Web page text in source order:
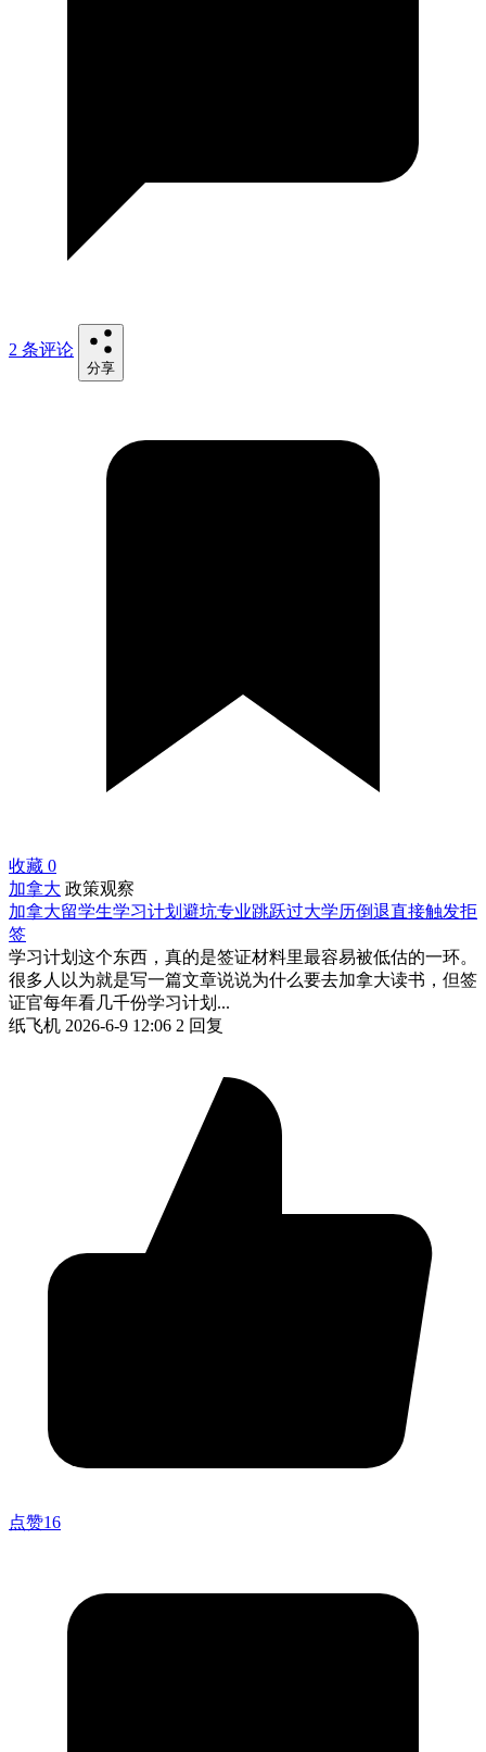
2 条评论
分享
收藏 0
加拿大 政策观察
加拿大留学生学习计划避坑专业跳跃过大学历倒退直接触发拒
签
学习计划这个东西，真的是签证材料里最容易被低估的一环。
很多人以为就是写一篇文章说说为什么要去加拿大读书，但签
证官每年看几千份学习计划...
纸飞机 2026-6-9 12:06 2 回复
点赞16